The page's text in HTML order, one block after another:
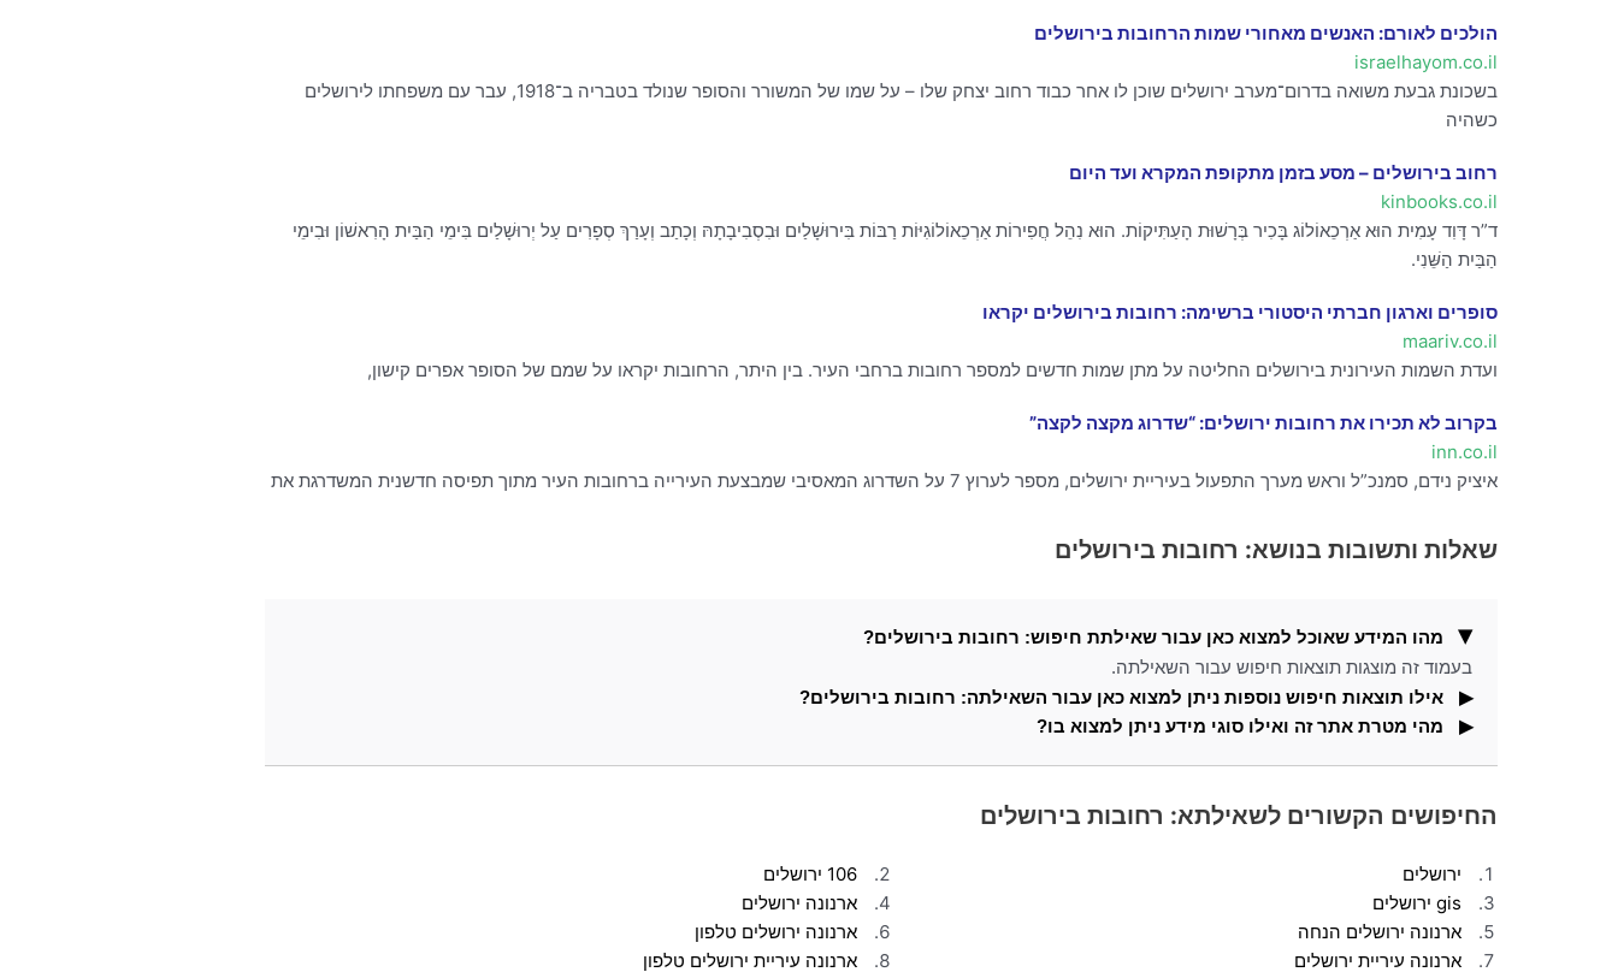
הולכים לאורם: האנשים מאחורי שמות הרחובות בירושלים
israelhayom.co.il
בשכונת גבעת משואה בדרום־מערב ירושלים שוכן לו אחר כבוד רחוב יצחק שלו – על שמו של המשורר והסופר שנולד בטבריה ב־1918, עבר עם משפחתו לירושלים
כשהיה
רחוב בירושלים – מסע בזמן מתקופת המקרא ועד היום
kinbooks.co.il
ד”ר דָּוִד עָמִית הוּא אַרְכֵאוֹלוֹג בָּכִיר בְּרָשׁוּת הָעַתִּיקוֹת. הוּא נִהֵל חֲפִירוֹת אַרְכֵאוֹלוֹגִיּוֹת רַבּוֹת בִּירוּשָׁלַיִם וּבִסְבִיבָתָהּ וְכָתַב וְעָרַךְ סְפָרִים עַל יְרוּשָׁלַיִם בִּימֵי הַבַּיִת הָרִאשׁוֹן וּבִימֵי
הַבַּיִת הַשֵּׁנִי.
סופרים וארגון חברתי היסטורי ברשימה: רחובות בירושלים יקראו
maariv.co.il
ועדת השמות העירונית בירושלים החליטה על מתן שמות חדשים למספר רחובות ברחבי העיר. בין היתר, הרחובות יקראו על שמם של הסופר אפרים קישון,
בקרוב לא תכירו את רחובות ירושלים: “שדרוג מקצה לקצה”
inn.co.il
איציק נידם, סמנכ”ל וראש מערך התפעול בעיריית ירושלים, מספר לערוץ 7 על השדרוג המאסיבי שמבצעת העירייה ברחובות העיר מתוך תפיסה חדשנית המשדרגת את
שאלות ותשובות בנושא: רחובות בירושלים
מהו המידע שאוכל למצוא כאן עבור שאילתת חיפוש: רחובות בירושלים?
בעמוד זה מוצגות תוצאות חיפוש עבור השאילתה.
אילו תוצאות חיפוש נוספות ניתן למצוא כאן עבור השאילתה: רחובות בירושלים?
וגם תמצאו בדף זה תמונות העונות על שאילתת החיפוש.
מהי מטרת אתר זה ואילו סוגי מידע ניתן למצוא בו?
החיפושים הקשורים לשאילתא: רחובות בירושלים
ירושלים
106 ירושלים
gis ירושלים
ארנונה ירושלים
ארנונה ירושלים הנחה
ארנונה ירושלים טלפון
ארנונה עיריית ירושלים
ארנונה עיריית ירושלים טלפון